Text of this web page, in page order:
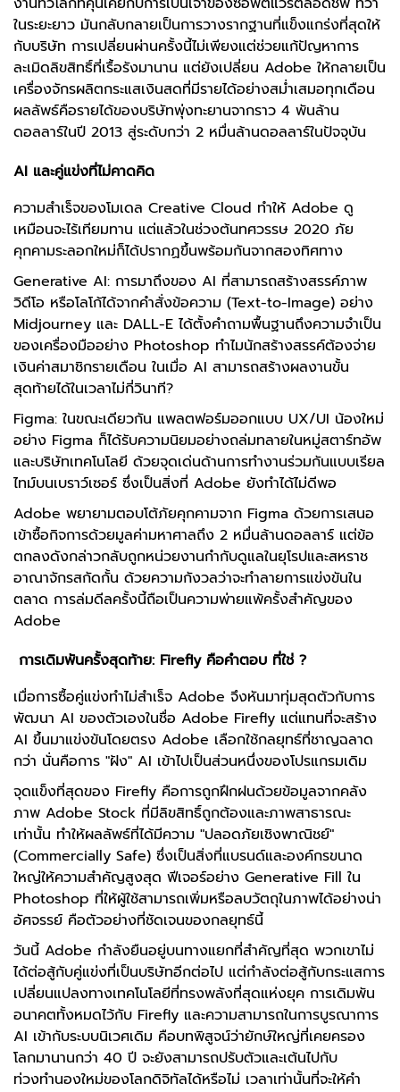
ในระยะยาว มันกลับกลายเป็นการวางรากฐานที่แข็งแกร่งที่สุดให้
กับบริษัท การเปลี่ยนผ่านครั้งนี้ไม่เพียงแต่ช่วยแก้ปัญหาการ
ละเมิดลิขสิทธิ์ที่เรื้อรังมานาน แต่ยังเปลี่ยน Adobe ให้กลายเป็น
เครื่องจักรผลิตกระแสเงินสดที่มีรายได้อย่างสม่ำเสมอทุกเดือน
ผลลัพธ์คือรายได้ของบริษัทพุ่งทะยานจากราว 4 พันล้าน
ดอลลาร์ในปี 2013 สู่ระดับกว่า 2 หมื่นล้านดอลลาร์ในปัจจุบัน
AI และคู่แข่งที่ไม่คาดคิด
ความสำเร็จของโมเดล Creative Cloud ทำให้ Adobe ดู
เหมือนจะไร้เทียมทาน แต่แล้วในช่วงต้นทศวรรษ 2020 ภัย
คุกคามระลอกใหม่ก็ได้ปรากฏขึ้นพร้อมกันจากสองทิศทาง
Generative AI: การมาถึงของ AI ที่สามารถสร้างสรรค์ภาพ
วิดีโอ หรือโลโก้ได้จากคำสั่งข้อความ (Text-to-Image) อย่าง
Midjourney และ DALL-E ได้ตั้งคำถามพื้นฐานถึงความจำเป็น
ของเครื่องมืออย่าง Photoshop ทำไมนักสร้างสรรค์ต้องจ่าย
เงินค่าสมาชิกรายเดือน ในเมื่อ AI สามารถสร้างผลงานขั้น
สุดท้ายได้ในเวลาไม่กี่วินาที?
Figma: ในขณะเดียวกัน แพลตฟอร์มออกแบบ UX/UI น้องใหม่
อย่าง Figma ก็ได้รับความนิยมอย่างถล่มทลายในหมู่สตาร์ทอัพ
และบริษัทเทคโนโลยี ด้วยจุดเด่นด้านการทำงานร่วมกันแบบเรียล
ไทม์บนเบราว์เซอร์ ซึ่งเป็นสิ่งที่ Adobe ยังทำได้ไม่ดีพอ
Adobe พยายามตอบโต้ภัยคุกคามจาก Figma ด้วยการเสนอ
เข้าซื้อกิจการด้วยมูลค่ามหาศาลถึง 2 หมื่นล้านดอลลาร์ แต่ข้อ
ตกลงดังกล่าวกลับถูกหน่วยงานกำกับดูแลในยุโรปและสหราช
อาณาจักรสกัดกั้น ด้วยความกังวลว่าจะทำลายการแข่งขันใน
ตลาด การล่มดีลครั้งนี้ถือเป็นความพ่ายแพ้ครั้งสำคัญของ
Adobe
การเดิมพันครั้งสุดท้าย: Firefly คือคำตอบ ที่ใช่ ?
เมื่อการซื้อคู่แข่งทำไม่สำเร็จ Adobe จึงหันมาทุ่มสุดตัวกับการ
พัฒนา AI ของตัวเองในชื่อ Adobe Firefly แต่แทนที่จะสร้าง
AI ขึ้นมาแข่งขันโดยตรง Adobe เลือกใช้กลยุทธ์ที่ชาญฉลาด
กว่า นั่นคือการ "ฝัง" AI เข้าไปเป็นส่วนหนึ่งของโปรแกรมเดิม
จุดแข็งที่สุดของ Firefly คือการถูกฝึกฝนด้วยข้อมูลจากคลัง
ภาพ Adobe Stock ที่มีลิขสิทธิ์ถูกต้องและภาพสาธารณะ
เท่านั้น ทำให้ผลลัพธ์ที่ได้มีความ "ปลอดภัยเชิงพาณิชย์"
(Commercially Safe) ซึ่งเป็นสิ่งที่แบรนด์และองค์กรขนาด
ใหญ่ให้ความสำคัญสูงสุด ฟีเจอร์อย่าง Generative Fill ใน
Photoshop ที่ให้ผู้ใช้สามารถเพิ่มหรือลบวัตถุในภาพได้อย่างน่า
อัศจรรย์ คือตัวอย่างที่ชัดเจนของกลยุทธ์นี้
วันนี้ Adobe กำลังยืนอยู่บนทางแยกที่สำคัญที่สุด พวกเขาไม่
ได้ต่อสู้กับคู่แข่งที่เป็นบริษัทอีกต่อไป แต่กำลังต่อสู้กับกระแสการ
เปลี่ยนแปลงทางเทคโนโลยีที่ทรงพลังที่สุดแห่งยุค การเดิมพัน
อนาคตทั้งหมดไว้กับ Firefly และความสามารถในการบูรณาการ
AI เข้ากับระบบนิเวศเดิม คือบทพิสูจน์ว่ายักษ์ใหญ่ที่เคยครอง
โลกมานานกว่า 40 ปี จะยังสามารถปรับตัวและเต้นไปกับ
ท่วงทำนองใหม่ของโลกดิจิทัลได้หรือไม่ เวลาเท่านั้นที่จะให้คำ